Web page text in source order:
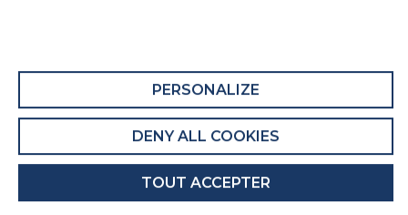
recyclées.
Recyclabilité du produit : Majoritairement
QUALITÉS ET CARACTÉRISTIQUES
ENVIRONNEMENTALES DE L’EMBALLAGE
PERSONALIZE
DENY ALL COOKIES
TOUT ACCEPTER